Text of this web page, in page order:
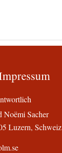
Noëmi Sacher
Luzern, Schweiz